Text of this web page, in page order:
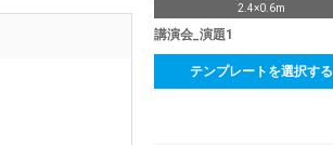
2.4×0.6m
講演会_演題1
テンプレートを選択する